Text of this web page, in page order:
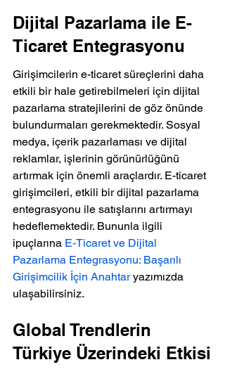
Dijital Pazarlama ile E-
Ticaret Entegrasyonu
Girişimcilerin e-ticaret süreçlerini daha
etkili bir hale getirebilmeleri için dijital
pazarlama stratejilerini de göz önünde
bulundurmaları gerekmektedir. Sosyal
medya, içerik pazarlaması ve dijital
reklamlar, işlerinin görünürlüğünü
artırmak için önemli araçlardır. E-ticaret
girişimcileri, etkili bir dijital pazarlama
entegrasyonu ile satışlarını artırmayı
hedeflemektedir. Bununla ilgili
ipuçlarına E-Ticaret ve Dijital
Pazarlama Entegrasyonu: Başarılı
Girişimcilik İçin Anahtar yazımızda
ulaşabilirsiniz.
Global Trendlerin
Türkiye Üzerindeki Etkisi